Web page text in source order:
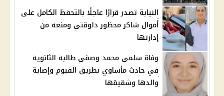
النيابة تصدر قرارًا عاجلًا بالتحفظ الكامل على
أموال شاكر محظور دلوقتي ومنعه من
إدارتها
وفاة سلمى محمد وصفي طالبة الثانوية
في حادث مأساوي بطريق الفيوم وإصابة
والدها وشقيقها